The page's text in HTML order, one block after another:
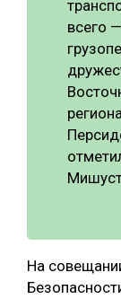
всего
На